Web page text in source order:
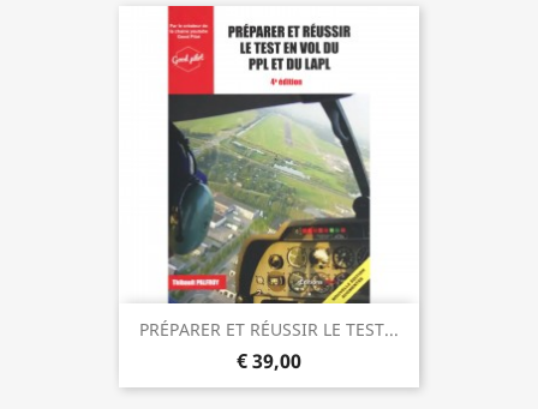
PRÉPARER ET RÉUSSIR LE TEST...
€ 39,00